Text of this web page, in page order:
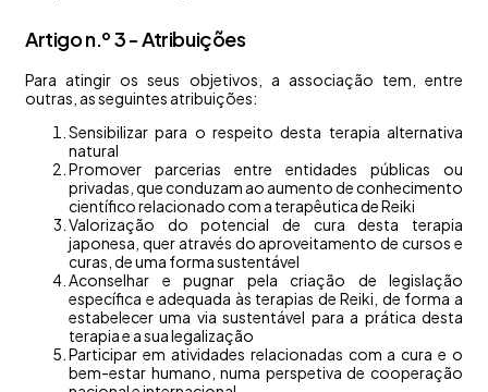
Artigo n.º 3 - Atribuições
Para atingir os seus objetivos, a associação tem, entre
outras, as seguintes atribuições:
Sensibilizar para o respeito desta terapia alternativa
natural
Promover parcerias entre entidades públicas ou
privadas, que conduzam ao aumento de conhecimento
científico relacionado com a terapêutica de Reiki
Valorização do potencial de cura desta terapia
japonesa, quer através do aproveitamento de cursos e
curas, de uma forma sustentável
Aconselhar e pugnar pela criação de legislação
específica e adequada às terapias de Reiki, de forma a
estabelecer uma via sustentável para a prática desta
terapia e a sua legalização
Participar em atividades relacionadas com a cura e o
bem-estar humano, numa perspetiva de cooperação